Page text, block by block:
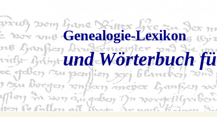
Genealogie-Lexikon
und Wörterbuch